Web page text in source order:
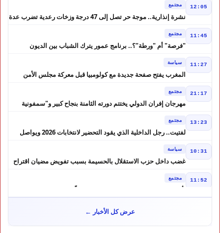
12:05 مجتمع
نشرة إنذارية.. موجة حر تصل إلى 47 درجة وزخات رعدية تضرب عدة
11:45 مجتمع
"فرصة" أم "ورطة"؟.. برنامج عمور يترك الشباب بين الديون
11:27 سياسة
المغرب يفتح صفحة جديدة مع كولومبيا قبل معركة مجلس الأمن
21:17 مجتمع
مهرجان إفران الدولي يختتم دورته الثامنة بنجاح كبير و"سمفونية
13:23 مجتمع
لفتيت.. رجل الداخلية الذي يقود التحضير لانتخابات 2026 ويواصل
10:31 سياسة
غضب داخل حزب الاستقلال بالحسيمة بسبب تفويض مضيان اقتراح
11:52 مجتمع
تأجيل محاكمة "إسكوبار الصحراء" استئنافياً واستدعاء جميع المتهمين
في حالة سراح
شوكي يعيد وعود الأحرار.. والمغاربة يطالبون بحساب وعود 2021
عرض كل الأخبار ←